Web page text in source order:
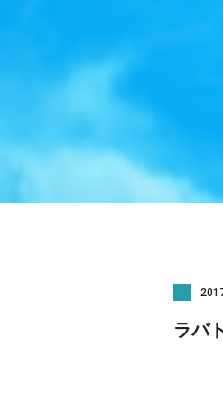
ラバト